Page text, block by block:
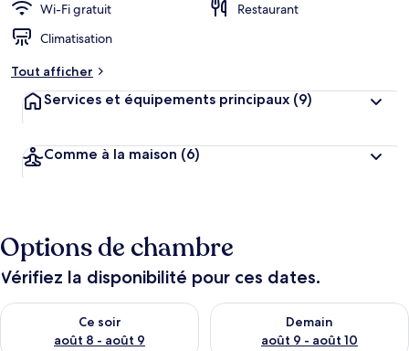
Wi-Fi gratuit
Restaurant
Climatisation
Tout afficher
Services et équipements principaux (9)
Comme à la maison (6)
Options de chambre
Vérifiez la disponibilité pour ces dates.
Ce soir
août 8 - août 9
Vérifier la disponibilité pour ce soir août 8 - août 9
Demain
août 9 - août 10
Vérifier la disponibilité pour